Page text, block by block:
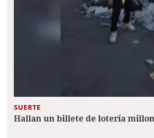
SUERTE
Hallan un billete de lotería